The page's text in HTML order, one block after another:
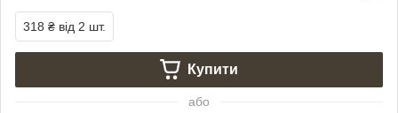
318 ₴ від 2 шт.
Купити
або